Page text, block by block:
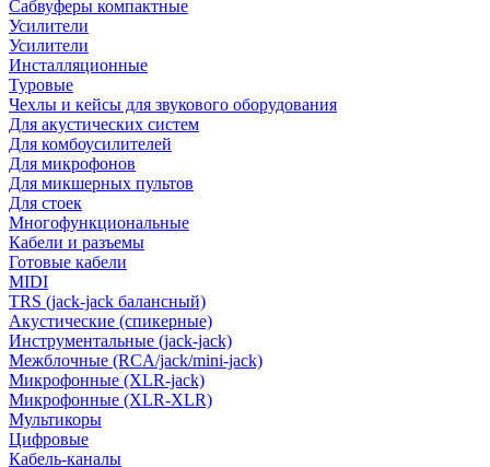
Сабвуферы компактные
Усилители
Усилители
Инсталляционные
Туровые
Чехлы и кейсы для звукового оборудования
Для акустических систем
Для комбоусилителей
Для микрофонов
Для микшерных пультов
Для стоек
Многофункциональные
Кабели и разъемы
Готовые кабели
MIDI
TRS (jack-jack балансный)
Акустические (спикерные)
Инструментальные (jack-jack)
Межблочные (RCA/jack/mini-jack)
Микрофонные (XLR-jack)
Микрофонные (XLR-XLR)
Мультикоры
Цифровые
Кабель-каналы